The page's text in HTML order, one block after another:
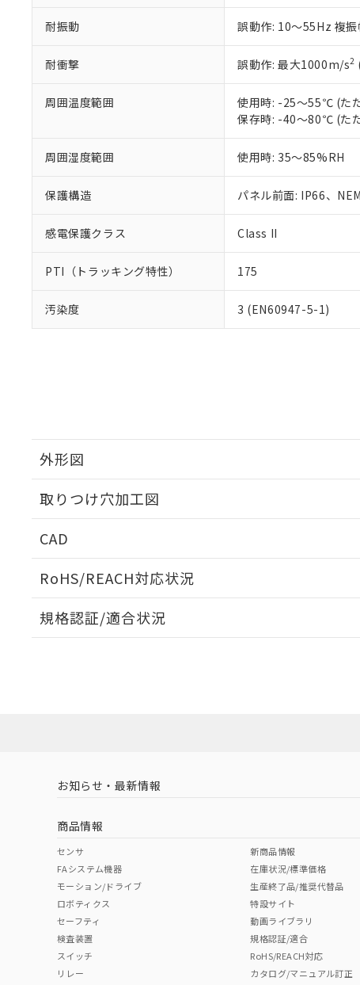
耐振動 誤動作: 10～55Hz 複
耐衝撃 誤動作: 最大1000m/s2
周囲温度範囲
使用時: -25～55℃ (た
保存時: -40～80℃ (た
周囲湿度範囲 使用時: 35～85%RH
保護構造 パネル前面: IP66、
感電保護クラス Class II
PTI（トラッキング特性） 175
汚染度 3 (EN60947-5-1)
外形図
取りつけ穴加工図
CAD
RoHS/REACH対応状況
EU RoHS 注意事項・凡例
中国 RoHS 注意事項・凡例
中国 RoHS表
Pb Hg Cr(VI)
規格認証/適合状況
（イギリス
（ノルウェー
お知らせ・最新情報
商品情報
センサ
FAシステム機器
モーション/ドライブ
ロボティクス
セーフティ
検査装置
スイッチ
リレー
新商品情報
在庫状況/標準価格
生産終了品/推奨代替品
特設サイト
動画ライブラリ
規格認証/適合
RoHS/REACH対応
カタログ/マニュアル訂正